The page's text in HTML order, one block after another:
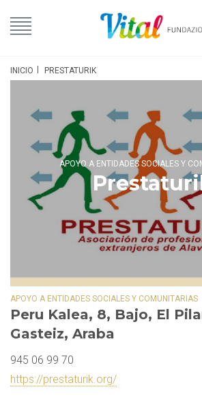
INICIO PRESTATURIK
APOYO A ENTIDADES SOCIALES Y
APOYO A ENTIDADES SOCIALES Y COMUNITARIAS
Peru Kalea, 8, Bajo, El
Gasteiz, Araba
945 06 99 70
https://prestaturik.org/